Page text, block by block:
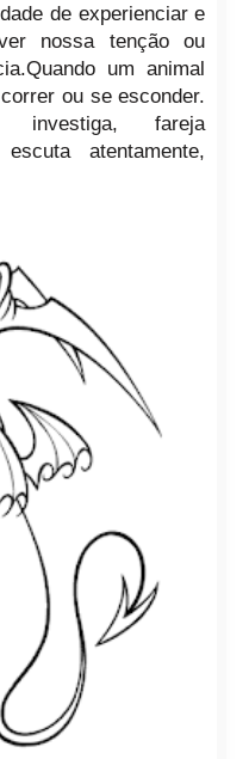
de experienciar e
nossa tenção ou
um animal
ou se esconder.
investiga, fareja
atentamente,